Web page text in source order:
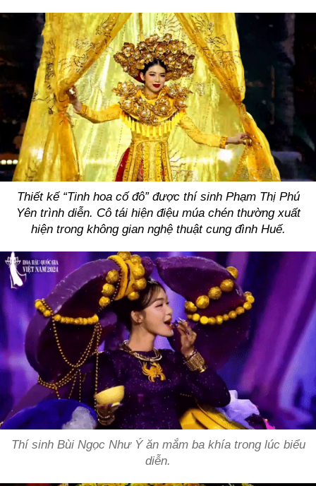
Thiết kế “Tinh hoa cố đô” được thí sinh Phạm Thị Phú
Yên trình diễn. Cô tái hiện điệu múa chén thường xuất
hiện trong không gian nghệ thuật cung đình Huế.
Thí sinh Bùi Ngọc Như Ý ăn mắm ba khía trong lúc biểu
diễn.